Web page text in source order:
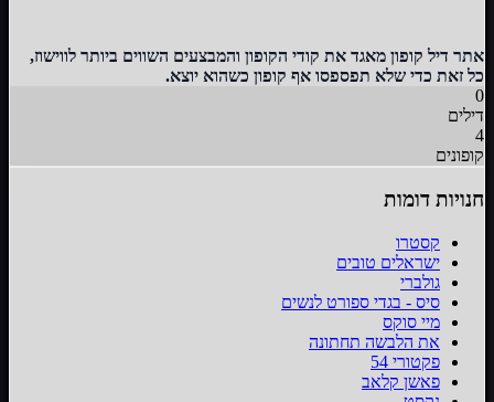
אתר דיל קופון מאגד את קודי הקופון והמבצעים השווים ביותר לווישוז,
כל זאת כדי שלא תפספסו אף קופון כשהוא יוצא.
0
דילים
4
קופונים
חנויות דומות
קסטרו
ישראלים טובים
גולברי
סיס - בגדי ספורט לנשים
מיי סוקס
את הלבשה תחתונה
פקטורי 54
פאשן קלאב